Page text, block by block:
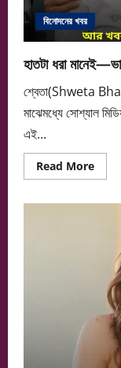
বিনোদনের খবর
হাতটা ধরা
শ্বেতা(Shweta
মাঝেমধ্যে সোশ্যাল
এই...
Read MoreRead
more
বিশ্বাস,
থাকা